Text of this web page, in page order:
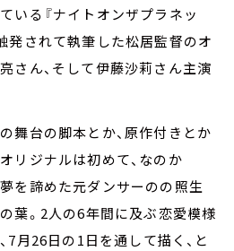
いる『ナイトオンザプラネッ
発されて執筆した松居監督のオ
さん、そして伊藤沙莉さん主演
舞台の脚本とか、原作付きとか
リジナルは初めて、なのか
を諦めた元ダンサーのの照生
葉。2人の6年間に及ぶ恋愛模様
7月26日の1日を通して描く、と